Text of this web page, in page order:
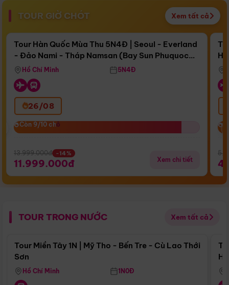
TOUR GIỜ CHÓT Xem tất cả
Còn15 ngày 16:35:41
Bay Sun Phuquoc Airways
Điểm nổi bật
Tour Hàn Quốc Mùa Thu 5N4Đ | Seoul - Everland
- Đảo Nami - Tháp Namsan (Bay Sun Phuquoc
Airways)
Hồ Chí Minh 5N4Đ
26/08
Còn 9/10 chỗ
Còn 9/10 chỗ
13.999.000đ -14%
11.999.000đ Xem chi tiết
TOUR TRONG NƯỚC Xem tất cả
Điểm nổi bật
Tour Miền Tây 1N | Mỹ Tho - Bến Tre - Cù Lao Thới
Sơn
Hồ Chí Minh 1N0Đ